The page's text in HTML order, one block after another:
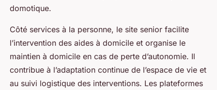
domotique.
Côté services à la personne, le site senior facilite
l’intervention des aides à domicile et organise le
maintien à domicile en cas de perte d’autonomie. Il
contribue à l’adaptation continue de l’espace de vie et
au suivi logistique des interventions. Les plateformes